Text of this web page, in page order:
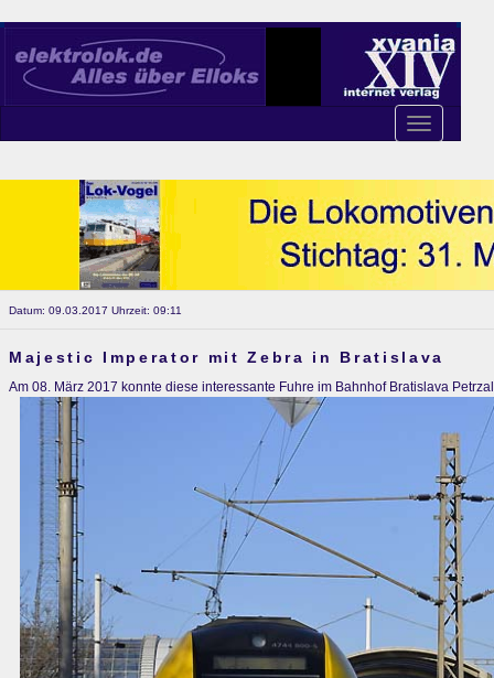
Toggle
navigation
Datum: 09.03.2017 Uhrzeit: 09:11
Majestic Imperator mit Zebra in Bratislava
Am 08. März 2017 konnte diese interessante Fuhre im Bahnhof Bratislava